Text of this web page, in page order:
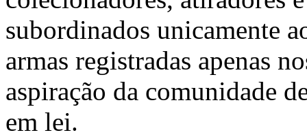
subordinados unicamente
armas registradas apenas
aspiração da comunidade
em lei.